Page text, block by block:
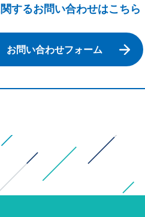
するお問い合わせはこちら
お問い合わせフォーム